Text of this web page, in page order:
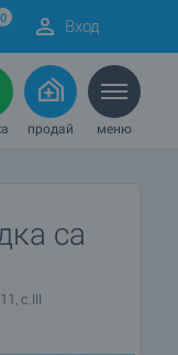
0 Вход
продай меню
са
с.III